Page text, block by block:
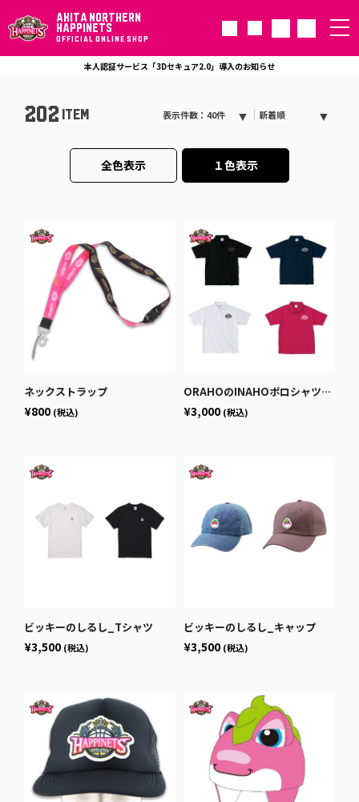
AKITA NORTHERN
HAPPINETS
OFFICIAL ONLINE SHOP
本人認証サービス「3Dセキュア2.0」導入のお知らせ
202 ITEM 表示件数：40件 新着順
全色表示 １色表示
ネックストラップ
¥800 (税込)
ORAHOのINAHOポロシャツ_2025
¥3,000 (税込)
ビッキーのしるし_Tシャツ
¥3,500 (税込)
ビッキーのしるし_キャップ
¥3,500 (税込)